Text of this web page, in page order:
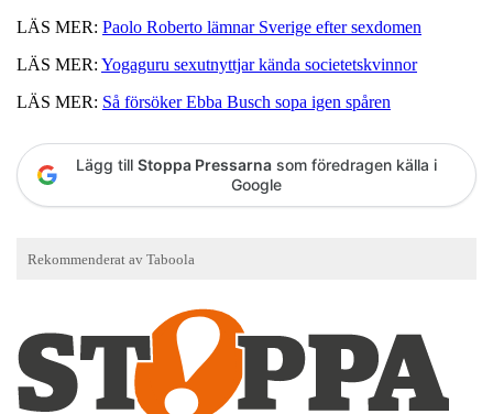
LÄS MER: Paolo Roberto lämnar Sverige efter sexdomen
LÄS MER: Yogaguru sexutnyttjar kända societetskvinnor
LÄS MER: Så försöker Ebba Busch sopa igen spåren
Lägg till Stoppa Pressarna som föredragen källa i
Google